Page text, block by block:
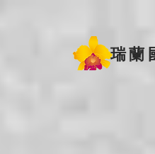
瑞蘭